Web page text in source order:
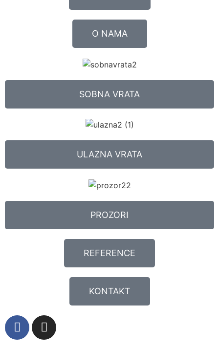
O NAMA
SOBNA VRATA
ULAZNA VRATA
PROZORI
REFERENCE
KONTAKT